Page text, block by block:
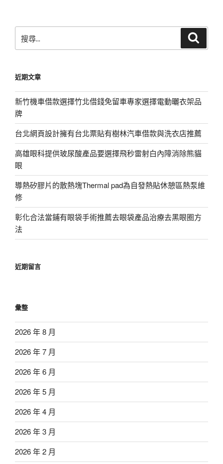
尋
字:
近期文章
新竹機車借款選擇竹北借錢免留車專家選擇電動曬衣架品
牌
台北網頁設計擁有台北票貼有樹林汽車借款與洗衣店推薦
高雄眼科提供玻尿酸產品要選擇飛秒雷射白內障消除熊貓
眼
導熱矽膠片的散熱塊Thermal pad為自發熱貼休憩區熱泵維
修
彰化合法當鋪有眼袋手術推薦去眼袋產品治療去黑眼圈方
法
近期留言
彙整
2026 年 8 月
2026 年 7 月
2026 年 6 月
2026 年 5 月
2026 年 4 月
2026 年 3 月
2026 年 2 月